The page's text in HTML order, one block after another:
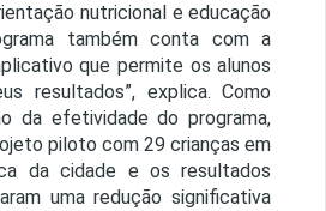
nutricional e educação
também conta com a
que permite os alunos
resultados”, explica. Como
da efetividade do programa,
piloto com 29 crianças em
da cidade e os resultados
uma redução significativa